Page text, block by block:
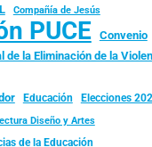
Compañía de Jesús
PUCE Convenio
de la Eliminación de la
Educación Elecciones
Diseño y Artes
de la Educación